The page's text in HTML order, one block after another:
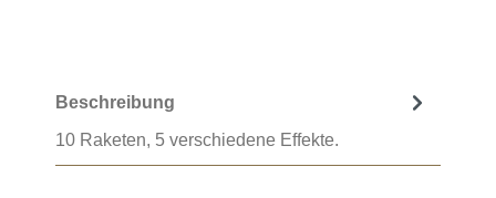
Beschreibung
10 Raketen, 5 verschiedene Effekte.